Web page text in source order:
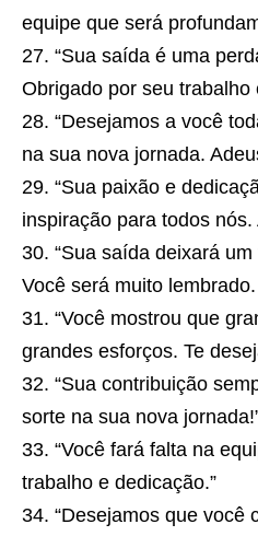
equipe que será
“Sua saída é uma
Obrigado por seu trabalho
“Desejamos a você
na sua nova jornada.
“Sua paixão e
inspiração para todos nós.
“Sua saída deixará
Você será muito lembrado.
“Você mostrou que
grandes esforços. Te
“Sua contribuição
sorte na sua nova
“Você fará falta na
trabalho e dedicação.”
“Desejamos que você